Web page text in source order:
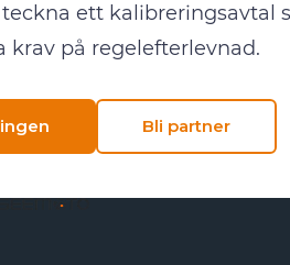
ett kalibreringsavtal
krav på regelefterlevnad.
Bli partner